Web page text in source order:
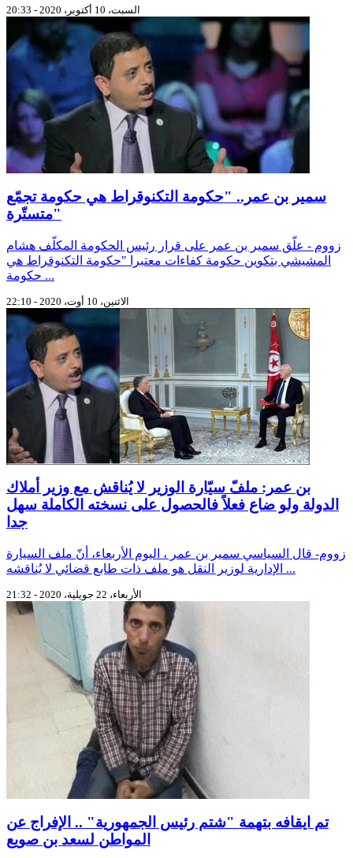
السبت، 10 أكتوبر، 2020 - 20:33
سمير بن عمر.. "حكومة التكنوقراط هي حكومة تجمّع
متستّرة"
زووم - علّق سمير بن عمر على قرار رئيس الحكومة المكلّف هشام
المشيشي بتكوين حكومة كفاءات معتبرا "حكومة التكنوقراط هي
حكومة ...
الاثنين، 10 أوت، 2020 - 22:10
بن عمر: ملفّ سيّارة الوزير لا يُناقش مع وزير أملاك
الدولة ولو ضاع فعلاً فالحصول على نسخته الكاملة سهل
جدا
زووم- قال السياسي سمير بن عمر ، اليوم الأربعاء، أنّ ملف السيارة
الإدارية لوزير النقل هو ملف ذات طابع قضائي لا يُناقشه ...
الأربعاء، 22 جويلية، 2020 - 21:32
تم ايقافه بتهمة "شتم رئيس الجمهورية" .. الإفراج عن
المواطن لسعد بن صويع